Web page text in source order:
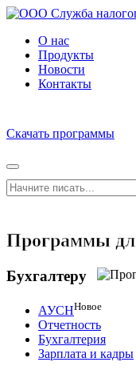
О нас
Продукты
Новости
Контакты
Скачать программы
Программы
Бухгалтеру
АУСННовое
Отчетность
Бухгалтерия
Зарплата и кадры